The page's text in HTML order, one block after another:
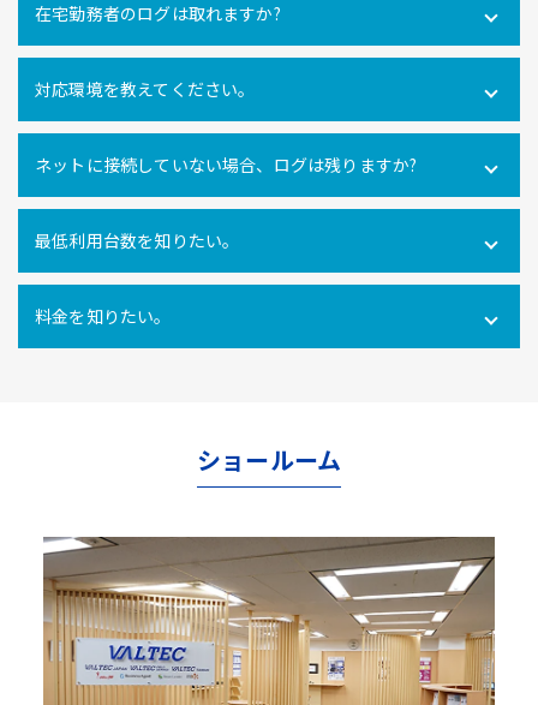
在宅勤務者のログは取れますか?
可能です。社内だけでなく社外にあるPCの操作ログを取得
できます。
対応環境を教えてください。
Windows10・11 全エディション macOS 11(Big Sur)、
12(Monterey)、13(Ventura) ※Macクライアントでは、PC
利用時間ログ（PC利用開始・終了、無操作時間）のみの対
ネットに接続していない場合、ログは残りますか?
インターネットに接続できない環境でのパソコン利用も利
用ログをパソコン内に一時的に蓄積し、インターネットへ
の再接続時に遡ってパソコン利用ログを管理サーバにアッ
刻を行うことができます。
最低利用台数を知りたい。
10ライセンス以上からご利用いただけます。
料金を知りたい。
ショールーム